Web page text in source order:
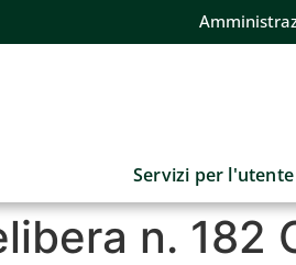
Servizi per l'utente
n. 182